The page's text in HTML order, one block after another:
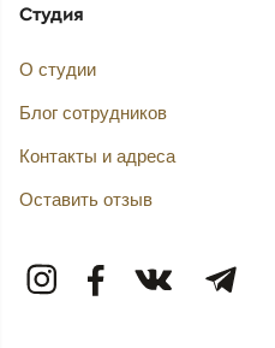
Студия
О студии
Блог сотрудников
Контакты и адреса
Оставить отзыв